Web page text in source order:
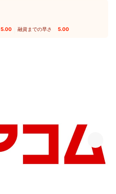
5.00 融資までの早さ 5.00